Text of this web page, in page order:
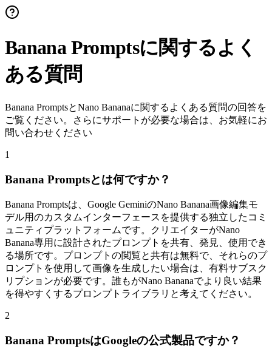
Banana Promptsに関するよく
ある質問
Banana PromptsとNano Bananaに関するよくある質問の回答を
ご覧ください。さらにサポートが必要な場合は、お気軽にお
問い合わせください
1
Banana Promptsとは何ですか？
Banana Promptsは、Google GeminiのNano Banana画像編集モ
デル用のカスタムインターフェースを提供する独立したコミ
ュニティプラットフォームです。クリエイターがNano
Banana専用に設計されたプロンプトを共有、発見、使用でき
る場所です。プロンプトの閲覧と共有は無料で、それらのプ
ロンプトを使用して画像を生成したい場合は、有料サブスク
リプションが必要です。誰もがNano Bananaでより良い結果
を得やすくするプロンプトライブラリと考えてください。
2
Banana PromptsはGoogleの公式製品ですか？